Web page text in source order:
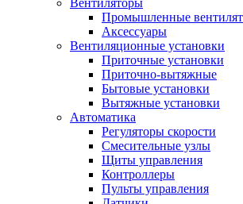
Вентиляторы
Промышленные
Аксессуары
Вентиляционные установки
Приточные установки
Приточно-вытяжные
Бытовые установки
Вытяжные установки
Автоматика
Регуляторы скорости
Смесительные узлы
Щиты управления
Контроллеры
Пульты управления